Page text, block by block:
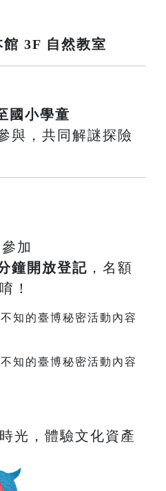
3F 自然教室
國小學童
與，共同解謎探險
加
鐘開放登記 ，名額
！
光，體驗文化資產